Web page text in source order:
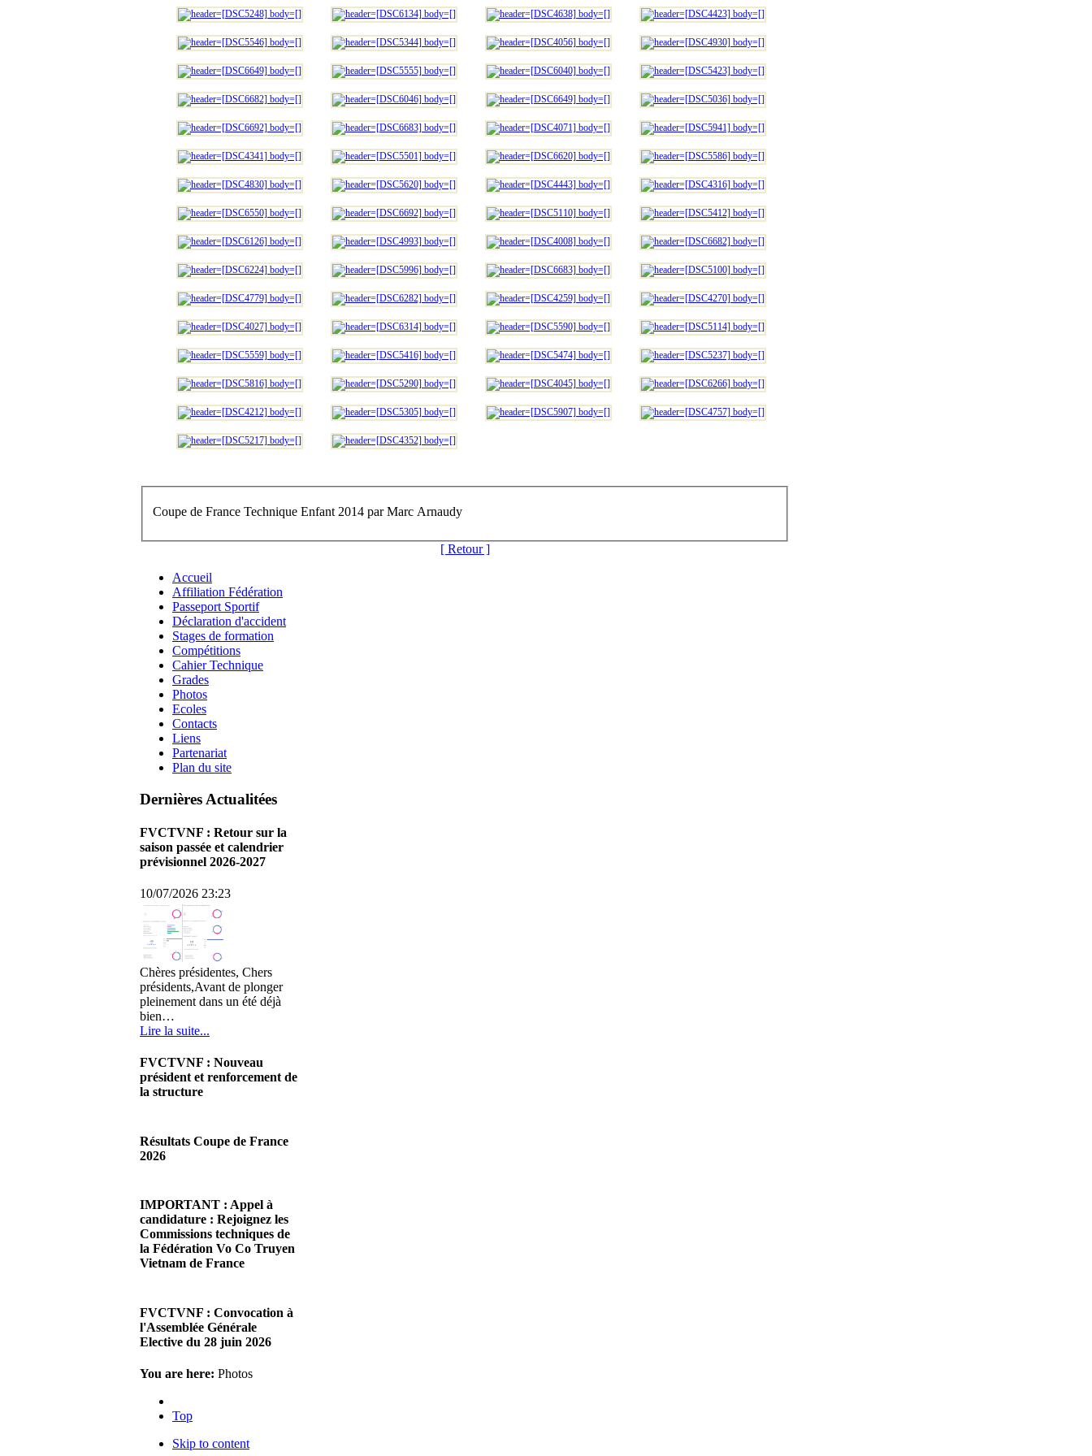
Coupe de France Technique Enfant 2014 par Marc Arnaudy
[ Retour ]
Accueil
Affiliation Fédération
Passeport Sportif
Déclaration d'accident
Stages de formation
Compétitions
Cahier Technique
Grades
Photos
Ecoles
Contacts
Liens
Partenariat
Plan du site
Dernières Actualitées
FVCTVNF : Retour sur la
saison passée et calendrier
prévisionnel 2026-2027
10/07/2026 23:23
Chères présidentes, Chers
présidents,Avant de plonger
pleinement dans un été déjà
bien…
Lire la suite...
FVCTVNF : Nouveau
président et renforcement de
la structure
Chères Présidentes, chers
Présidents,Ce dimanche 28 juin
Lire la suite...
Résultats Coupe de France
2026
Cliquez sur ce lien pour
accéder aux résultats
Lire la suite...
IMPORTANT : Appel à
candidature : Rejoignez les
Commissions techniques de
la Fédération Vo Co Truyen
Vietnam de France
Madame la Présidente,
Monsieur le Président,Suite à
notre premier appel afin
Lire la suite...
FVCTVNF : Convocation à
l'Assemblée Générale
Elective du 28 juin 2026
23/05/2026 23:00
Présidents,Veuillez trouver ci-
joint la convocation à notre…
You are here: Photos
Top
Skip to content